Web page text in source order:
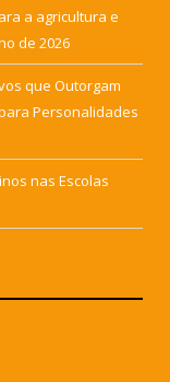
a agricultura e
de 2026
que Outorgam
Personalidades
nas Escolas